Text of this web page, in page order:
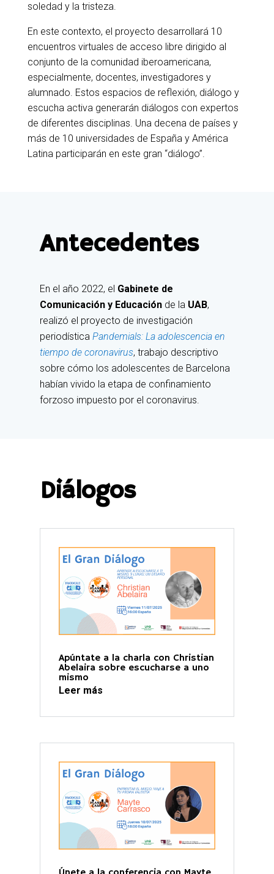
soledad y la tristeza.
En este contexto, el proyecto desarrollará 10
encuentros virtuales de acceso libre dirigido al
conjunto de la comunidad iberoamericana,
especialmente, docentes, investigadores y
alumnado. Estos espacios de reflexión, diálogo y
escucha activa generarán diálogos con expertos
de diferentes disciplinas. Una decena de países y
más de 10 universidades de España y América
Latina participarán en este gran “diálogo”.
Antecedentes
En el año 2022, el Gabinete de
Comunicación y Educaciónde la UAB,
realizó el proyecto de investigación
periodística Pandemials: La adolescencia en
tiempo de coronavirus, trabajo descriptivo
sobre cómo los adolescentes de Barcelona
habían vivido la etapa de confinamiento
forzoso impuesto por el coronavirus.
Diálogos
Apúntate a la charla con Christian
Abelaira sobre escucharse a uno
mismo
Leer más